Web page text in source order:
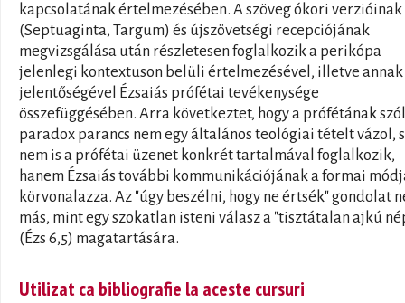
kapcsolatának értelmezésében. A szöveg ókori verzióinak
(Septuaginta, Targum) és újszövetségi recepciójának
megvizsgálása után részletesen foglalkozik a perikópa
jelenlegi kontextuson belüli értelmezésével, illetve annak
jelentőségével Ézsaiás prófétai tevékenysége
összefüggésében. Arra következtet, hogy a prófétának
paradox parancs nem egy általános teológiai tételt vázol, s
nem is a prófétai üzenet konkrét tartalmával foglalkozik,
hanem Ézsaiás további kommunikációjának a formai
körvonalazza. Az "úgy beszélni, hogy ne értsék" gondolat
más, mint egy szokatlan isteni válasz a "tisztátalan ajkú
(Ézs 6,5) magatartására.
Utilizat ca bibliografie la aceste cursuri